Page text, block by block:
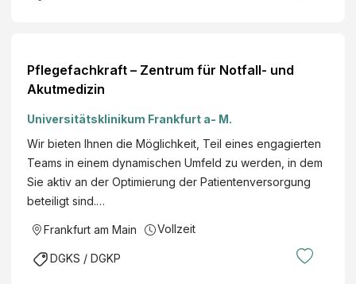
Pflegefachkraft – Zentrum für Notfall- und
Akutmedizin
Universitätsklinikum Frankfurt a- M.
Wir bieten Ihnen die Möglichkeit, Teil eines engagierten
Teams in einem dynamischen Umfeld zu werden, in dem
Sie aktiv an der Optimierung der Patientenversorgung
beteiligt sind.…
Frankfurt am Main Vollzeit
DGKS / DGKP